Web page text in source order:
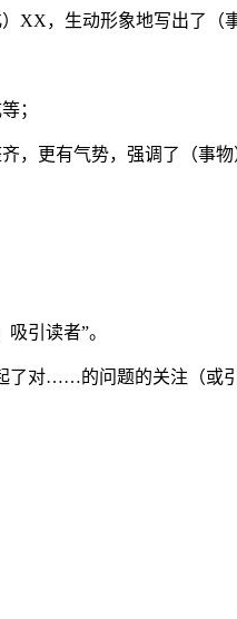
）XX，生动形象地写出了
；
齐，更有气势，强调了（
引读者”。
了对……的问题的关注（或